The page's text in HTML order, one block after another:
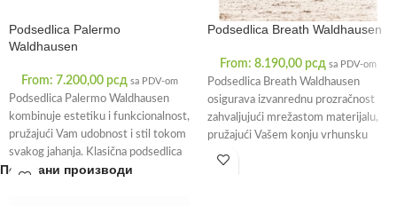
Podsedlica Palermo
Waldhausen
From: 7.200,00 рсд sa PDV-om
Podsedlica Palermo Waldhausen
kombinuje estetiku i funkcionalnost,
pružajući Vam udobnost i stil tokom
svakog jahanja. Klasična podsedlica
za sedlo jahača,
Podsedlica Breath Waldhausen
From: 8.190,00 рсд sa PDV-om
Podsedlica Breath Waldhausen
osigurava izvanrednu prozračnost
zahvaljujući mrežastom materijalu,
pružajući Vašem konju vrhunsku
udobnost tokom jahanja. Dizajniran
Повезани производи